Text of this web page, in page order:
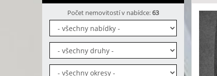
Počet nemovitostí v nabídce:63